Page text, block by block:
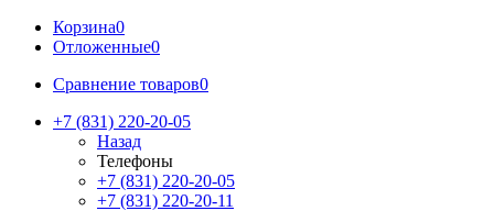
Корзина0
Отложенные0
Сравнение товаров0
+7 (831) 220-20-05
Назад
Телефоны
+7 (831) 220-20-05
+7 (831) 220-20-11